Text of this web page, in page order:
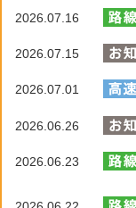
2026.07.16
2026.07.15
2026.07.01
2026.06.26
2026.06.23